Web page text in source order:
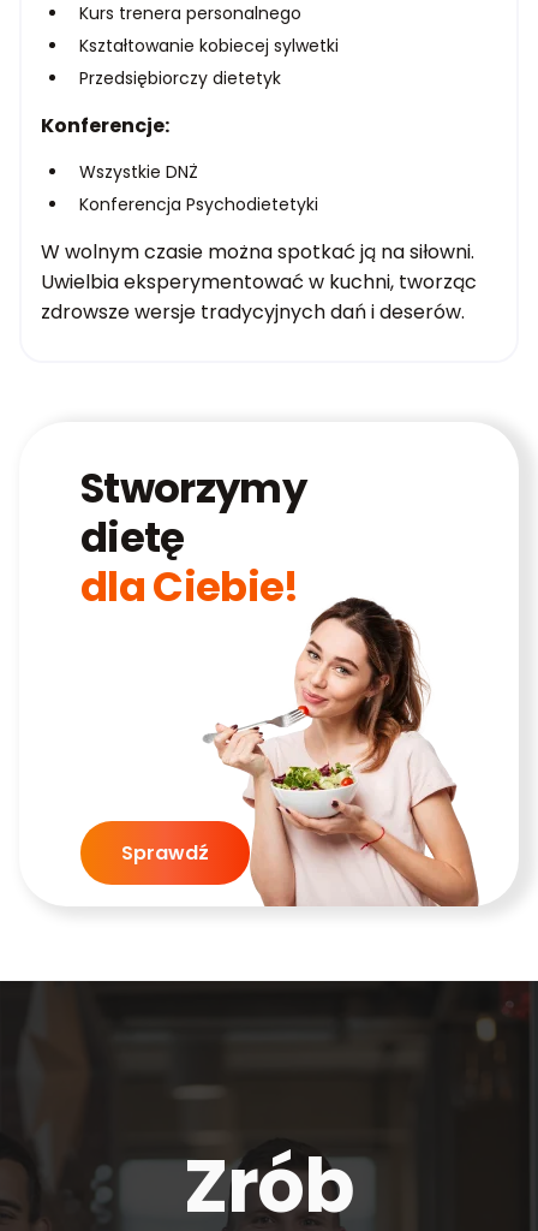
Kurs trenera personalnego
Kształtowanie kobiecej sylwetki
Przedsiębiorczy dietetyk
Konferencje:
Wszystkie DNŻ
Konferencja Psychodietetyki
W wolnym czasie można spotkać ją na siłowni.
Uwielbia eksperymentować w kuchni, tworząc
zdrowsze wersje tradycyjnych dań i deserów.
Stworzymy
dietę
dla Ciebie!
Sprawdź
Zrób